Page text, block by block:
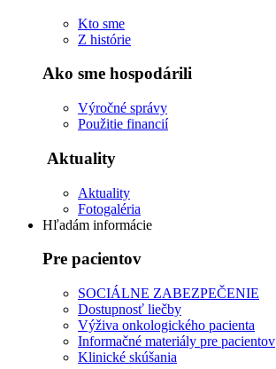
Kto sme
Z histórie
Ako sme hospodárili
Výročné správy
Použitie financií
Aktuality
Aktuality
Fotogaléria
Hľadám informácie
Pre pacientov
SOCIÁLNE ZABEZPEČENIE
Dostupnosť liečby
Výživa onkologického pacienta
Informačné materiály pre pacientov
Klinické skúšania